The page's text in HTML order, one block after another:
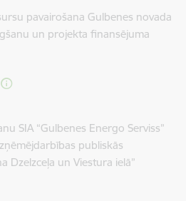
pavairošana Gulbenes novada
un projekta finansējuma
SIA “Gulbenes Energo Serviss”
publiskās
Dzelzceļa un Viestura ielā”